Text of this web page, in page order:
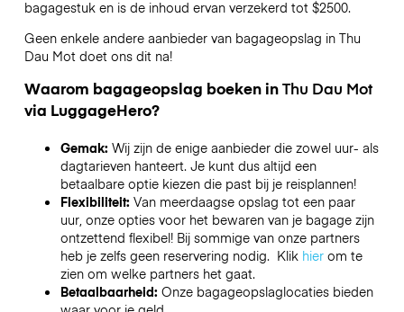
bagagestuk en is de inhoud ervan verzekerd tot $2500.
Geen enkele andere aanbieder van bagageopslag in Thu
Dau Motdoet ons dit na!
Waarom bagageopslag boeken inThu Dau Mot
via LuggageHero?
Gemak: Wij zijn de enige aanbieder die zowel uur- als
dagtarieven hanteert. Je kunt dus altijd een
betaalbare optie kiezen die past bij je reisplannen!
Flexibiliteit: Van meerdaagse opslag tot een paar
uur, onze opties voor het bewaren van je bagage zijn
ontzettend flexibel! Bij sommige van onze partners
heb je zelfs geen reservering nodig. Klik hierom te
zien om welke partners het gaat.
Betaalbaarheid: Onze bagageopslaglocaties bieden